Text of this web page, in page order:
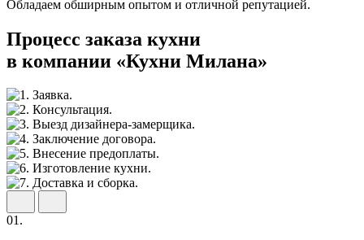
Обладаем обширным опытом и отличной репутацией.
Процесс заказа кухни
в компании «Кухни Милана»
01.